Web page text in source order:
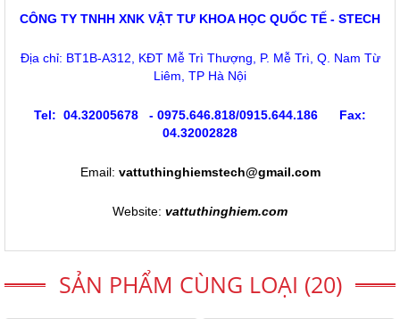
CÔNG TY TNHH XNK VẬT TƯ KHOA HỌC QUỐC TẾ - STECH
Địa chỉ: BT1B-A312, KĐT Mễ Trì Thượng, P. Mễ Trì, Q. Nam Từ
Liêm, TP Hà Nội
Tel: 04.32005678 - 0975.646.818/0915.644.186 Fax:
04.32002828
Email: vattuthinghiemstech@gmail.com
Website: vattuthinghiem.com
SẢN PHẨM CÙNG LOẠI (20)